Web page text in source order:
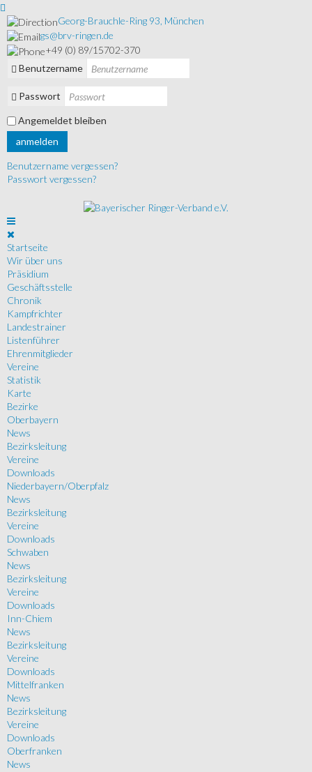
Georg-Brauchle-Ring 93, München
gs@brv-ringen.de
+49 (0) 89/15702-370
Benutzername
Passwort
Angemeldet bleiben
anmelden
Benutzername vergessen?
Passwort vergessen?
Startseite
Wir über uns
Präsidium
Geschäftsstelle
Chronik
Kampfrichter
Landestrainer
Listenführer
Ehrenmitglieder
Vereine
Statistik
Karte
Bezirke
Oberbayern
News
Bezirksleitung
Vereine
Downloads
Niederbayern/Oberpfalz
News
Bezirksleitung
Vereine
Downloads
Schwaben
News
Bezirksleitung
Vereine
Downloads
Inn-Chiem
News
Bezirksleitung
Vereine
Downloads
Mittelfranken
News
Bezirksleitung
Vereine
Downloads
Oberfranken
News